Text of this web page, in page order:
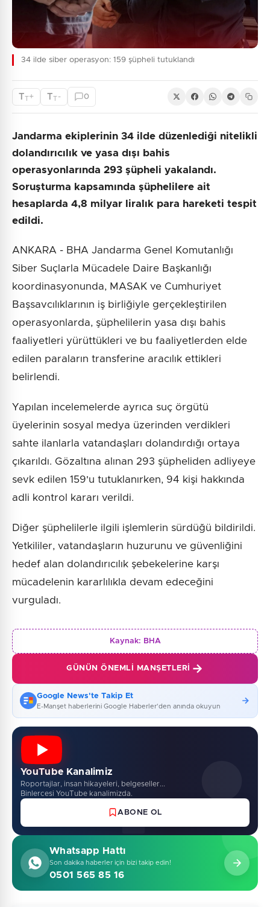
34 ilde siber operasyon: 159 şüpheli tutuklandı
TT+ TT - 0
Jandarma ekiplerinin 34 ilde düzenlediği nitelikli
dolandırıcılık ve yasa dışı bahis
operasyonlarında 293 şüpheli yakalandı.
Soruşturma kapsamında şüphelilere ait
hesaplarda 4,8 milyar liralık para hareketi tespit
edildi.
ANKARA - BHA Jandarma Genel Komutanlığı
Siber Suçlarla Mücadele Daire Başkanlığı
koordinasyonunda, MASAK ve Cumhuriyet
Başsavcılıklarının iş birliğiyle gerçekleştirilen
operasyonlarda, şüphelilerin yasa dışı bahis
faaliyetleri yürüttükleri ve bu faaliyetlerden elde
edilen paraların transferine aracılık ettikleri
belirlendi.
Yapılan incelemelerde ayrıca suç örgütü
üyelerinin sosyal medya üzerinden verdikleri
sahte ilanlarla vatandaşları dolandırdığı ortaya
çıkarıldı. Gözaltına alınan 293 şüpheliden adliyeye
sevk edilen 159'u tutuklanırken, 94 kişi hakkında
adli kontrol kararı verildi.
Diğer şüphelilerle ilgili işlemlerin sürdüğü bildirildi.
Yetkililer, vatandaşların huzurunu ve güvenliğini
hedef alan dolandırıcılık şebekelerine karşı
mücadelenin kararlılıkla devam edeceğini
vurguladı.
Kaynak: BHA
GÜNÜN ÖNEMLI MANŞETLERI
Google News'te Takip Et
E-Manşet haberlerini Google Haberler'den anında okuyun
YouTube Kanalimiz
Roportajlar, insan hikayeleri, belgeseller...
Binlercesi YouTube kanalimizda.
ABONE OL
Whatsapp Hattı
Son dakika haberler için bizi takip edin!
0501 565 85 16